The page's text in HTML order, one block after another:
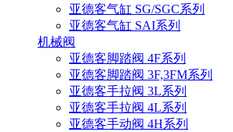
亚德客气缸 SG/SGC系列
亚德客气缸 SAI系列
机械阀
亚德客脚踏阀 4F系列
亚德客脚踏阀 3F,3FM系列
亚德客手拉阀 3L系列
亚德客手拉阀 4L系列
亚德客手动阀 4H系列